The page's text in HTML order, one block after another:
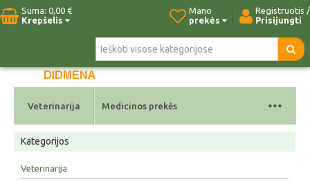
Suma: 0,00 €
Krepšelis
Registruotis /
Prisijungti
Mano
prekės
Pradžia Naujos prekės Kontaktai
Veterinarija Medicinos prekės ...
Kategorijos
Veterinarija